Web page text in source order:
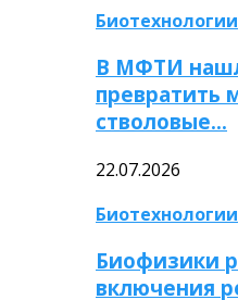
Биотехнологии
В МФТИ
превратить
стволовые…
22.07.2026
Биотехнологии
Биофизики
включения